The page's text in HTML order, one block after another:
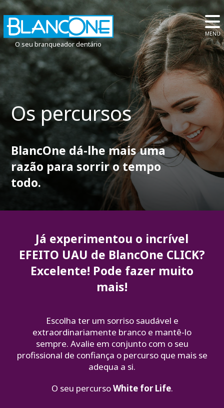
O seu branqueador dentário
MENU
Os percursos
BlancOne dá-lhe mais uma
razão para sorrir o tempo
todo.
Já experimentou o incrível
EFEITO UAU de BlancOne CLICK?
Excelente! Pode fazer muito
mais!
Escolha ter um sorriso saudável e
extraordinariamente branco e mantê-lo
sempre. Avalie em conjunto com o seu
profissional de confiança o percurso que mais se
adequa a si.
O seu percursoWhite for Life.